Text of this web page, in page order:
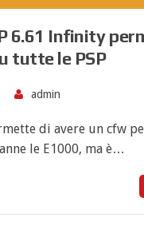
6.61 Infinity
tutte le PSP
admin
di avere un cfw
le E1000, ma è…